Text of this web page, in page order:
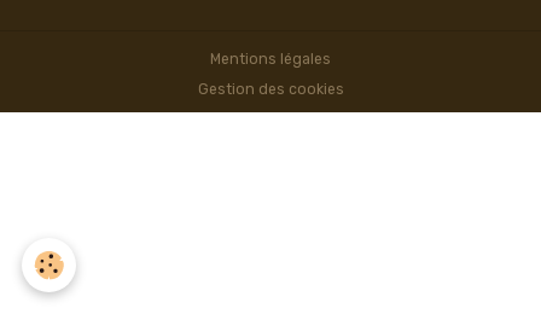
Mentions légales
Gestion des cookies